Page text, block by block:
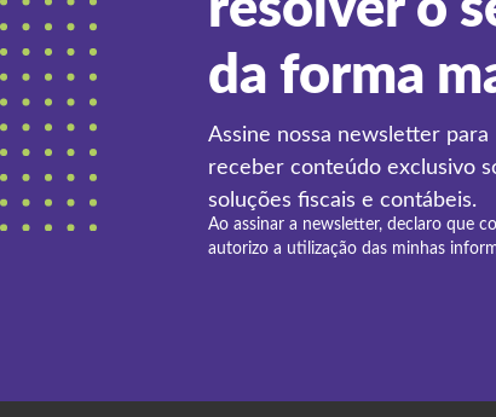
da forma
Assine nossa newsletter para
receber conteúdo exclusivo
soluções fiscais e contábeis.
Ao assinar a newsletter, declaro que
autorizo a utilização das minhas